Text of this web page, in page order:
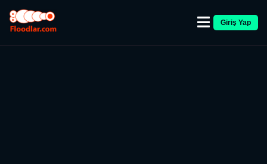
Giriş Yap